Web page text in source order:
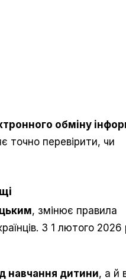
обміну
точно перевірити, чи
, змінює правила
З 1 лютого 2026
навчання дитини, а й